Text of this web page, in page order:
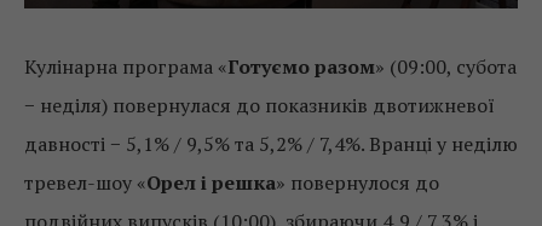
Кулінарна програма «Готуємо разом» (09:00, субота
− неділя) повернулася до показників двотижневої
давності − 5,1% / 9,5% та 5,2% / 7,4%. Вранці у неділю
тревел-шоу «Орел і решка» повернулося до